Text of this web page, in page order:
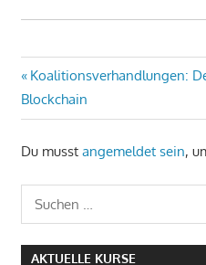
Vorheriger
Beitrag:
Koalitionsverhandlungen:
Blockchain
Du musst angemeldet sein,
AKTUELLE KURSE